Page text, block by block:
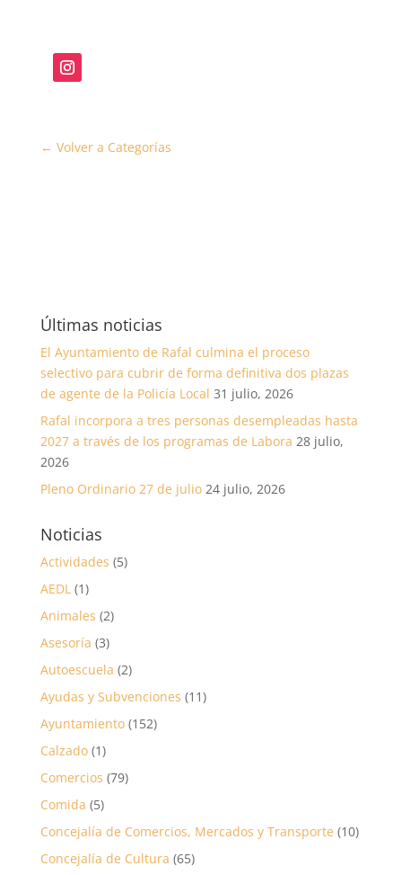
← Volver a Categorías
Últimas noticias
El Ayuntamiento de Rafal culmina el proceso
selectivo para cubrir de forma definitiva dos plazas
de agente de la Policía Local 31 julio, 2026
Rafal incorpora a tres personas desempleadas hasta
2027 a través de los programas de Labora 28 julio,
2026
Pleno Ordinario 27 de julio 24 julio, 2026
Noticias
Actividades (5)
AEDL(1)
Animales (2)
Asesoría (3)
Autoescuela (2)
Ayudas y Subvenciones (11)
Ayuntamiento(152)
Calzado(1)
Comercios (79)
Comida (5)
Concejalía de Comercios, Mercados y Transporte (10)
Concejalía de Cultura (65)